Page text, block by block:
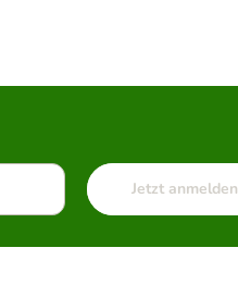
Jetzt anmelden